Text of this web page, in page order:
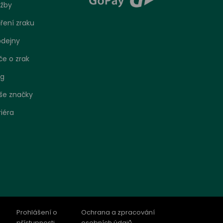
zraku
o zrak
značky
Prohlášení o
Ochrana a zpracování
se